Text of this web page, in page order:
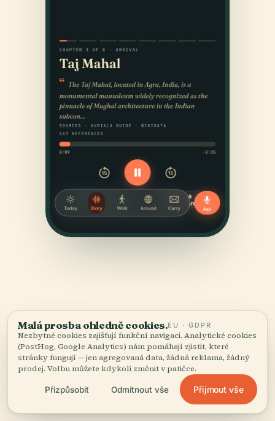
ZDROJE
Ověřenéa doložené.
Vyrešeršováno a sepsáno redakčním týmem Audiala z
historických záznamů, architektonických archivů a
Malá prosba ohledně cookies.EU · GDPR
Nezbytné cookies zajišťují funkční navigaci. Analytické cookies
(PostHog, Google Analytics) nám pomáhají zjistit, které
stránky fungují — jen agregovaná data, žádná reklama, žádný
prodej. Volbu můžete kdykoli změnit v patičce.
Přizpůsobit Odmítnout vše Přijmout vše